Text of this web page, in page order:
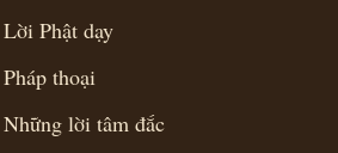
Lời Phật dạy
Pháp thoại
Những lời tâm đắc